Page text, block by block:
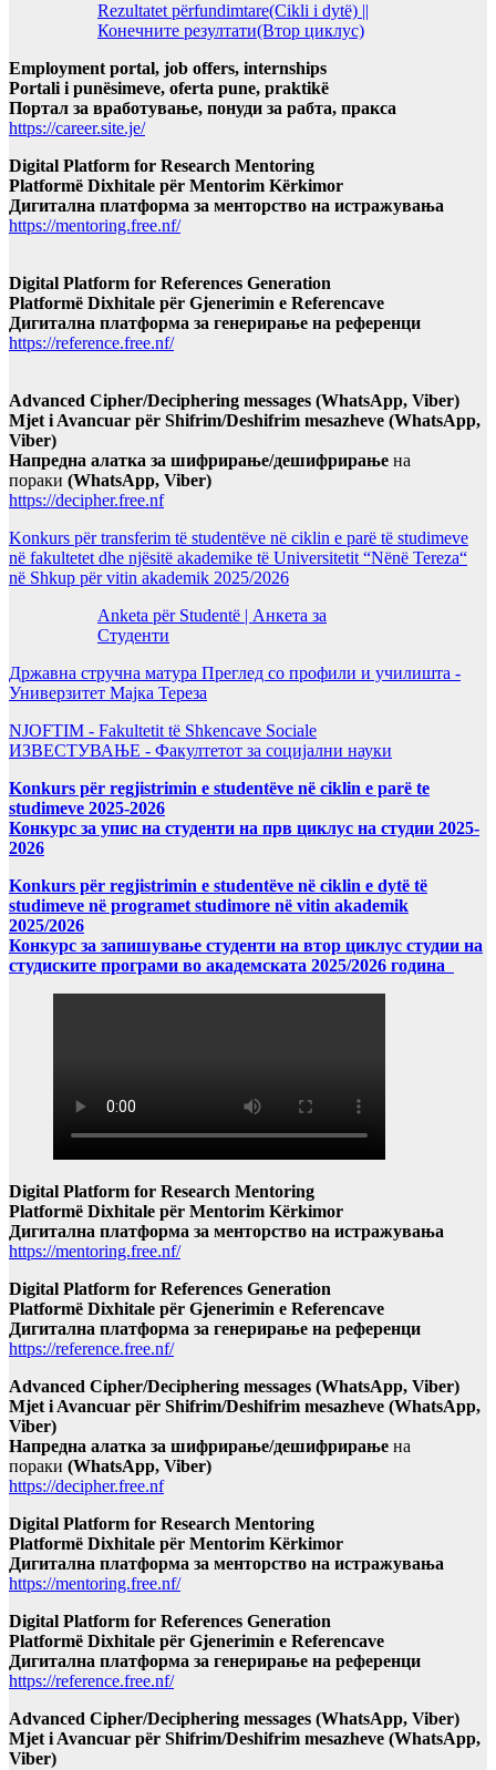
Rezultatet përfundimtare(Cikli i dytë) ||
Конечните резултати(Втор циклус)
Employment portal, job offers, internships
Portali i punësimeve, oferta pune, praktikë
Портал за вработување, понуди за рабта, пракса
https://career.site.je/
Digital Platform for Research Mentoring
Platformë Dixhitale për Mentorim Kërkimor
Дигитална платформа за менторство на истражувања
https://mentoring.free.nf/
Digital Platform for References Generation
Platformë Dixhitale për Gjenerimin e Referencave
Дигитална платформа за генерирање на референци
https://reference.free.nf/
Advanced Cipher/Deciphering messages (WhatsApp, Viber)
Mjet i Avancuar për Shifrim/Deshifrim mesazheve (WhatsApp,
Viber)
Напредна алатка за шифрирање/дешифрирање на
пораки (WhatsApp, Viber)
https://decipher.free.nf
Konkurs për transferim të studentëve në ciklin e parë të studimeve
në fakultetet dhe njësitë akademike të Universitetit “Nënë Tereza“
në Shkup për vitin akademik 2025/2026
Anketa për Studentë | Анкета за
Студенти
Државна стручна матура Преглед со профили и училишта -
Универзитет Мајка Тереза
NJOFTIM - Fakultetit të Shkencave Sociale
ИЗВЕСТУВАЊЕ - Факултетот за социјални науки
Konkurs për regjistrimin e studentëve në ciklin e parë te
studimeve 2025-2026
Конкурс за упис на студенти на прв циклус на студии 2025-
2026
Konkurs për regjistrimin e studentëve në ciklin e dytë të
studimeve në programet studimore në vitin akademik
2025/2026
Конкурс за запишување студенти на втор циклус студии на
студиските програми во академската 2025/2026 година
Digital Platform for Research Mentoring
Platformë Dixhitale për Mentorim Kërkimor
Дигитална платформа за менторство на истражувања
https://mentoring.free.nf/
Digital Platform for References Generation
Platformë Dixhitale për Gjenerimin e Referencave
Дигитална платформа за генерирање на референци
https://reference.free.nf/
Advanced Cipher/Deciphering messages (WhatsApp, Viber)
Mjet i Avancuar për Shifrim/Deshifrim mesazheve (WhatsApp,
Viber)
Напредна алатка за шифрирање/дешифрирање на
пораки (WhatsApp, Viber)
https://decipher.free.nf
Digital Platform for Research Mentoring
Platformë Dixhitale për Mentorim Kërkimor
Дигитална платформа за менторство на истражувања
https://mentoring.free.nf/
Digital Platform for References Generation
Platformë Dixhitale për Gjenerimin e Referencave
Дигитална платформа за генерирање на референци
https://reference.free.nf/
Advanced Cipher/Deciphering messages (WhatsApp, Viber)
Mjet i Avancuar për Shifrim/Deshifrim mesazheve (WhatsApp,
Viber)